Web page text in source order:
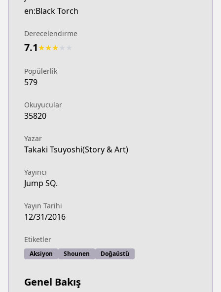
en:Black Torch
Derecelendirme
7.1★★★
Popülerlik
579
Okuyucular
35820
Yazar
Takaki Tsuyoshi(Story & Art)
Yayıncı
Jump SQ.
Yayın Tarihi
12/31/2016
Etiketler
Aksiyon Shounen Doğaüstü
Genel Bakış